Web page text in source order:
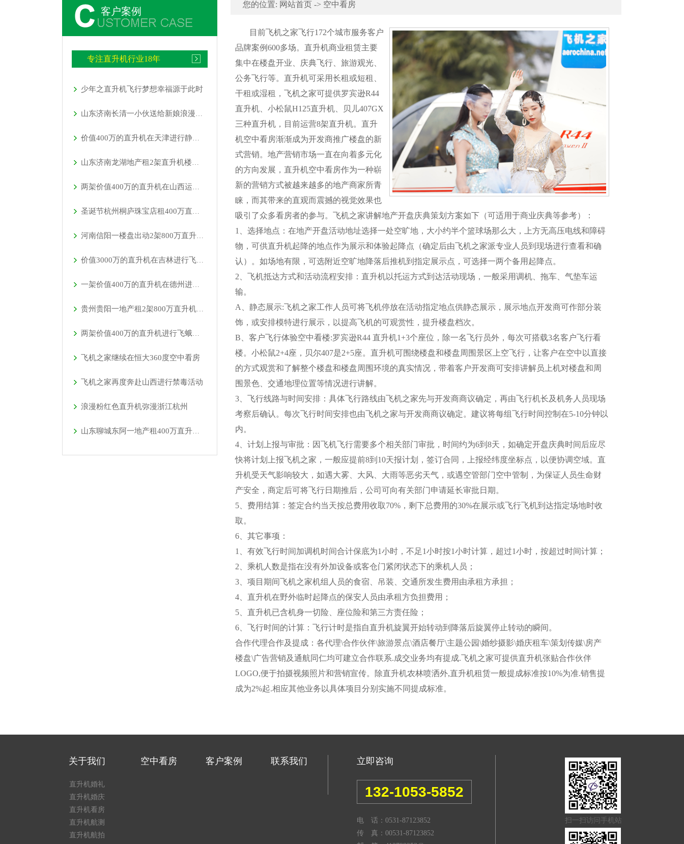
客户案例
专注直升机行业18年
少年之直升机飞行梦想幸福源于此时
山东济南长清一小伙送给新娘浪漫空中婚礼
价值400万的直升机在天津进行静态展览活动
山东济南龙湖地产租2架直升机楼盘开业
两架价值400万的直升机在山西运城河津县进行静态展览
圣诞节杭州桐庐珠宝店租400万直升机助阵
河南信阳一楼盘出动2架800万直升机空中看房
价值3000万的直升机在吉林进行飞蛾病虫防治
一架价值400万的直升机在德州进行飞蛾病虫防治
贵州贵阳一地产租2架800万直升机空中看房
两架价值400万的直升机进行飞蛾病虫防治
飞机之家继续在恒大360度空中看房
飞机之家再度奔赴山西进行禁毒活动
浪漫粉红色直升机弥漫浙江杭州
山东聊城东阿一地产租400万直升机看房
您的位置: 网站首页 -> 空中看房
目前飞机之家飞行172个城市服务客户
品牌案例600多场。直升机商业租赁主要
集中在楼盘开业、庆典飞行、旅游观光、
公务飞行等。直升机可采用长租或短租、
干租或湿租，飞机之家可提供罗宾逊R44
直升机、小松鼠H125直升机、贝儿407GX
三种直升机，目前运营8架直升机。直升
机空中看房渐渐成为开发商推广楼盘的新
式营销。地产营销市场一直在向着多元化
的方向发展，直升机空中看房作为一种崭
新的营销方式被越来越多的地产商家所青
睐，而其带来的直观而震撼的视觉效果也
吸引了众多看房者的参与。飞机之家讲解地产开盘庆典策划方案如下（可适用于商业庆典等参考）：
1、选择地点：在地产开盘活动地址选择一处空旷地，大小约半个篮球场那么大，上方无高压电线和障碍
物，可供直升机起降的地点作为展示和体验起降点（确定后由飞机之家派专业人员到现场进行查看和确
认）。如场地有限，可选附近空旷地降落后推机到指定展示点，可选择一两个备用起降点。
2、飞机抵达方式和活动流程安排：直升机以托运方式到达活动现场，一般采用调机、拖车、气垫车运
输。
A、静态展示:飞机之家工作人员可将飞机停放在活动指定地点供静态展示，展示地点开发商可作部分装
饰，或安排模特进行展示，以提高飞机的可观赏性，提升楼盘档次。
B、客户飞行体验空中看楼:罗宾逊R44 直升机1+3个座位，除一名飞行员外，每次可搭载3名客户飞行看
楼。小松鼠2+4座，贝尔407是2+5座。直升机可围绕楼盘和楼盘周围景区上空飞行，让客户在空中以直接
的方式观赏和了解整个楼盘和楼盘周围环境的真实情况，带着客户开发商可安排讲解员上机对楼盘和周
围景色、交通地理位置等情况进行讲解。
3、飞行线路与时间安排：具体飞行路线由飞机之家先与开发商商议确定，再由飞行机长及机务人员现场
考察后确认。每次飞行时间安排也由飞机之家与开发商商议确定。建议将每组飞行时间控制在5-10分钟以
内。
4、计划上报与审批：因飞机飞行需要多个相关部门审批，时间约为6到8天，如确定开盘庆典时间后应尽
快将计划上报飞机之家，一般应提前8到10天报计划，签订合同，上报经纬度坐标点，以便协调空域。直
升机受天气影响较大，如遇大雾、大风、大雨等恶劣天气，或遇空管部门空中管制，为保证人员生命财
产安全，商定后可将飞行日期推后，公司可向有关部门申请延长审批日期。
5、费用结算：签定合约当天按总费用收取70%，剩下总费用的30%在展示或飞行飞机到达指定场地时收
取。
6、其它事项：
1、有效飞行时间加调机时间合计保底为1小时，不足1小时按1小时计算，超过1小时，按超过时间计算；
2、乘机人数是指在没有外加设备或客仓门紧闭状态下的乘机人员；
3、项目期间飞机之家机组人员的食宿、吊装、交通所发生费用由承租方承担；
4、直升机在野外临时起降点的保安人员由承租方负担费用；
5、直升机已含机身一切险、座位险和第三方责任险；
6、飞行时间的计算：飞行计时是指自直升机旋翼开始转动到降落后旋翼停止转动的瞬间。
合作代理合作及提成：各代理\合作伙伴\旅游景点\酒店餐厅\主题公园\婚纱摄影\婚庆租车\策划传媒\房产
楼盘\广告营销及通航同仁均可建立合作联系.成交业务均有提成.飞机之家可提供直升机张贴合作伙伴
LOGO,便于拍摄视频照片和营销宣传。除直升机农林喷洒外,直升机租赁一般提成标准按10%为准.销售提
成为2%起.相应其他业务以具体项目分别实施不同提成标准。
关于我们
直升机婚礼
直升机婚庆
直升机看房
直升机航测
直升机航拍
空中看房 客户案例 联系我们 立即咨询
132-1053-5852
电 话：0531-87123852
传 真：00531-87123852
扫一扫访问手机站